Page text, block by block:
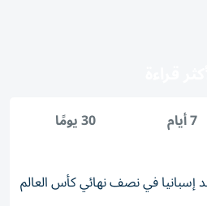
7 أيام 30 يومًا
في نصف نهائي كأس العالم